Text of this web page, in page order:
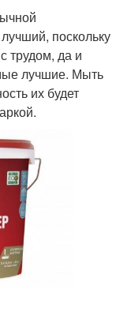
поскольку
трудом, да и
лучшие. Мыть
их будет